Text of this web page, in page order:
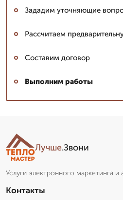
Зададим уточняющие
Рассчитаем
Составим договор
Выполним работы
Лучше.Звони
Услуги электронного маркетинга и
Контакты